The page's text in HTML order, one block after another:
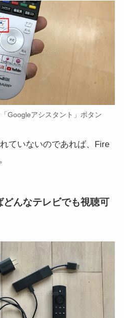
Googleアシスタント」ボタン
ていないのであれば、Fire
んなテレビでも視聴可